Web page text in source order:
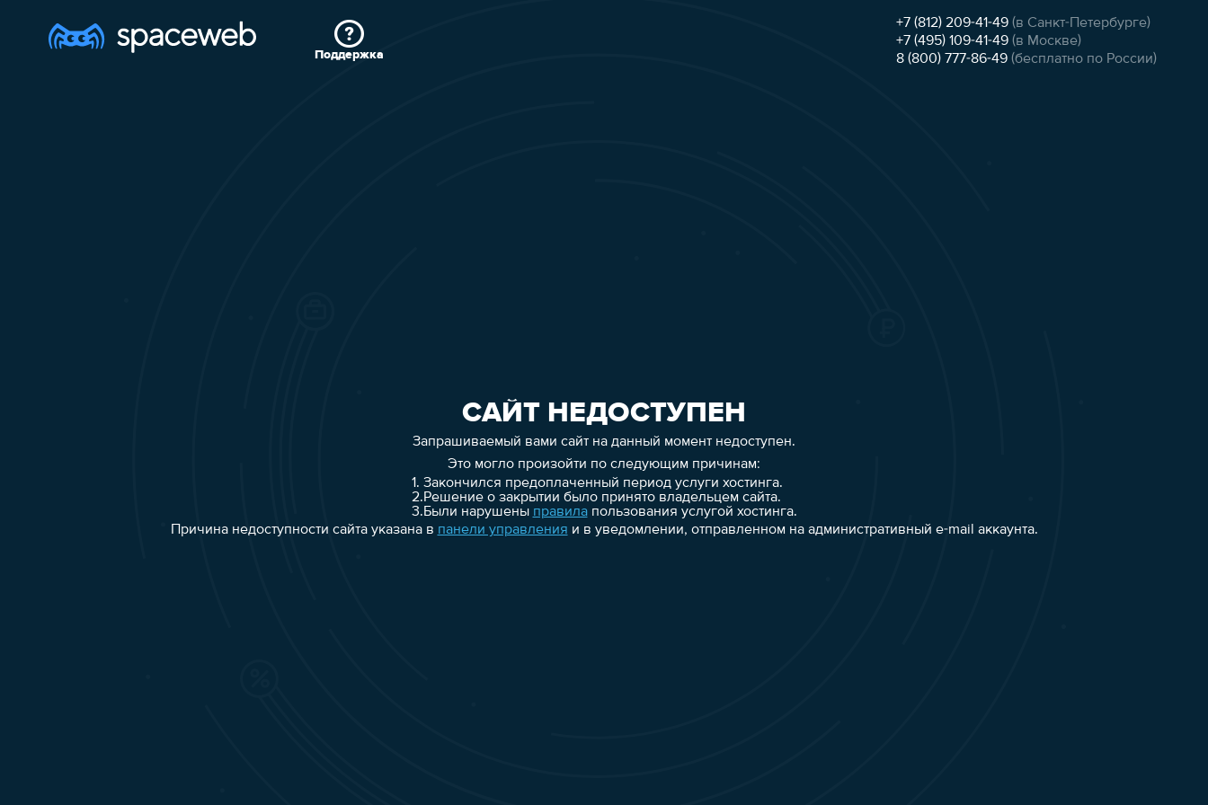
Поддержка
+7 (812) 209-41-49 (в Санкт-Петербурге)
+7 (495) 109-41-49 (в Москве)
8 (800) 777-86-49 (бесплатно по России)
САЙТ НЕДОСТУПЕН
Запрашиваемый вами сайт на данный момент недоступен.
Это могло произойти по следующим причинам:
1. Закончился предоплаченный период услуги хостинга.
2.Решение о закрытии было принято владельцем сайта.
3.Были нарушены правилапользования услугой хостинга.
Причина недоступности сайта указана в панели управления и в уведомлении, отправленном на административный e-mail аккаунта.